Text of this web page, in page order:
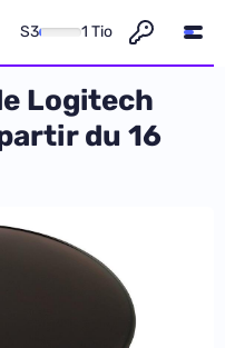
S3 1 Tio
Logitech
du 16